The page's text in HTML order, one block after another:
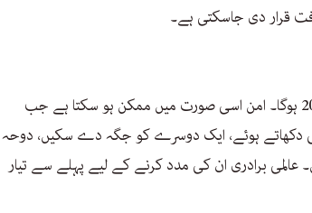
2020 سے زیادہ اہم اب افغانستان کے لیے 2021 ہوگا۔ امن اسی صورت میں ممکن ہو سکتا ہے جب
دکھاتے ہوئے، ایک دوسرے کو جگہ دے سکیں، دوحہ
برادری ان کی مدد کرنے کے لیے پہلے سے تیار